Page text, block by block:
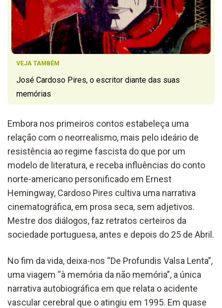
VEJA TAMBÉM
José Cardoso Pires, o escritor diante das suas
memórias
Embora nos primeiros contos estabeleça uma
relação com o neorrealismo, mais pelo ideário de
resistência ao regime fascista do que por um
modelo de literatura, e receba influências do conto
norte-americano personificado em Ernest
Hemingway, Cardoso Pires cultiva uma narrativa
cinematográfica, em prosa seca, sem adjetivos.
Mestre dos diálogos, faz retratos certeiros da
sociedade portuguesa, antes e depois do 25 de Abril.
No fim da vida, deixa-nos “De Profundis Valsa Lenta”,
uma viagem “à memória da não memória”, a única
narrativa autobiográfica em que relata o acidente
vascular cerebral que o atingiu em 1995. Em quase